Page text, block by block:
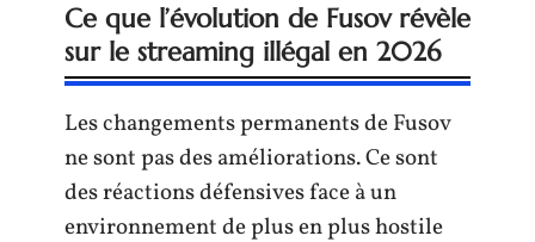
Ce que l’évolution de Fusov révèle
sur le streaming illégal en 2026
Les changements permanents de Fusov
ne sont pas des améliorations. Ce sont
des réactions défensives face à un
environnement de plus en plus hostile